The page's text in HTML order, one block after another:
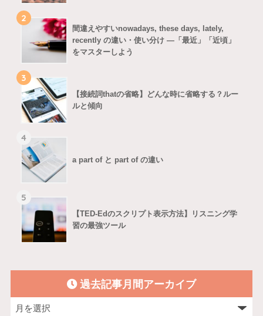
2
間違えやすいnowadays, these days, lately,
recently の違い・使い分け ―「最近」「近頃」
をマスターしよう
3
【接続詞thatの省略】どんな時に省略する？ルー
ルと傾向
4
a part of と part of の違い
5
【TED-Edのスクリプト表示方法】リスニング学
習の最強ツール
過去記事月間アーカイブ